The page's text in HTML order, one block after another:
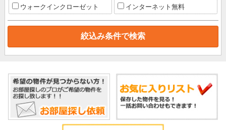
ウォークインクローゼット インターネット無料